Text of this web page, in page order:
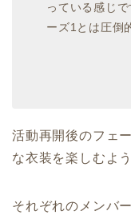
っている感じ
ーズ1とは圧倒
活動再開後のフェ
な衣装を楽しむよ
それぞれのメンバ